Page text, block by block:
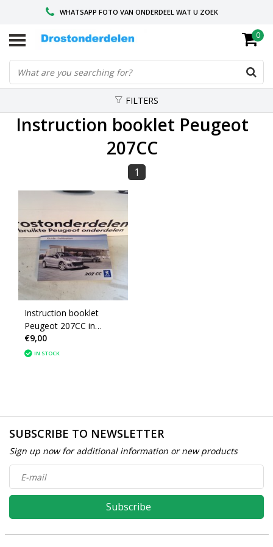
WHATSAPP FOTO VAN ONDERDEEL WAT U ZOEK
VOOR 16.00 BESTELD, VANDAAG VERZONDEN
GESPECIALISEERD PEUGEOT
0
FILTERS
Instruction booklet Peugeot
207CC
1
Instruction booklet
Peugeot 207CC in
French
€9,00
IN STOCK
SUBSCRIBE TO NEWSLETTER
Sign up now for additional information or new products
Subscribe